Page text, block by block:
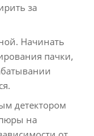
за
Начинать
пачки,
детектором
на